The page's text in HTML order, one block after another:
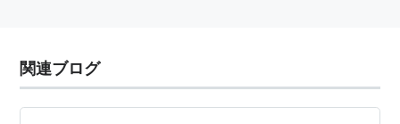
関連ブログ